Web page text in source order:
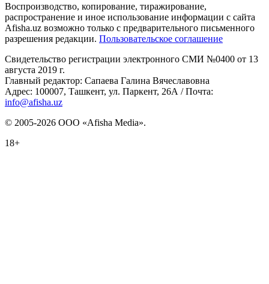
Воспроизводство, копирование, тиражирование,
распространение и иное использование информации с сайта
Afisha.uz возможно только с предварительного письменного
разрешения редакции. Пользовательское соглашение
Свидетельство регистрации электронного СМИ №0400 от 13
августа 2019 г.
Главный редактор: Сапаева Галина Вячеславовна
Адрес: 100007, Ташкент, ул. Паркент, 26А / Почта:
info@afisha.uz
© 2005-2026 ООО «Afisha Media».
18+